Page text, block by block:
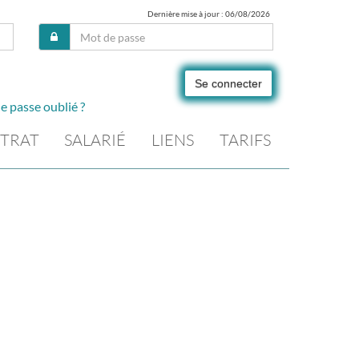
Dernière mise à jour : 06/08/2026
Se connecter
passe oublié ?
SALARIÉ LIENS TARIFS